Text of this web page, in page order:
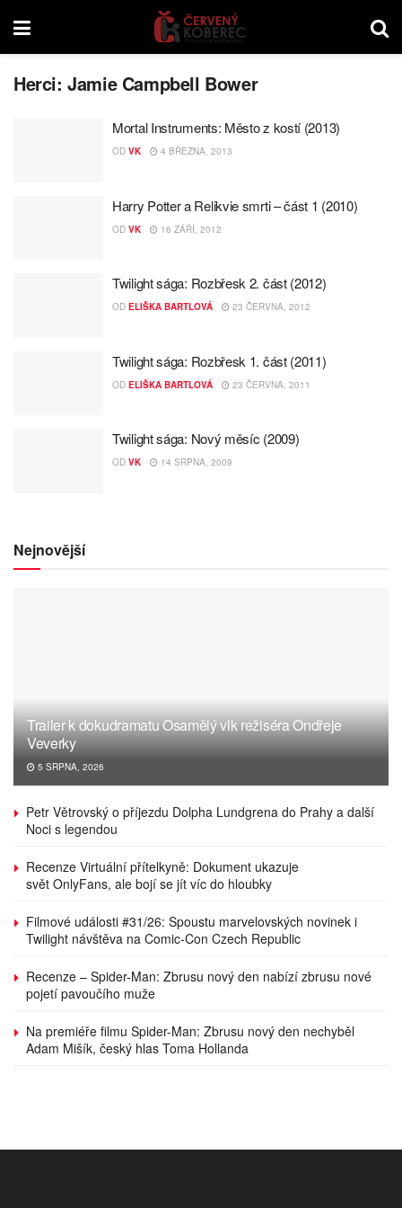
Herci:Jamie Campbell Bower
Mortal Instruments: Město z kostí (2013)
OD VK 4 BŘEZNA, 2013
Harry Potter a Relikvie smrti – část 1 (2010)
OD VK 16 ZÁŘÍ, 2012
Twilight sága: Rozbřesk 2. část (2012)
OD ELIŠKA BARTLOVÁ 23 ČERVNA, 2012
Twilight sága: Rozbřesk 1. část (2011)
OD ELIŠKA BARTLOVÁ 23 ČERVNA, 2011
Twilight sága: Nový měsíc (2009)
OD VK 14 SRPNA, 2009
Nejnovější
Trailer k dokudramatu Osamělý vlk režiséra Ondřeje
Veverky
5 SRPNA, 2026
Petr Větrovský o příjezdu Dolpha Lundgrena do Prahy a další
Noci s legendou
Recenze Virtuální přítelkyně: Dokument ukazuje
svět OnlyFans, ale bojí se jít víc do hloubky
Filmové události #31/26: Spoustu marvelovských novinek i
Twilight návštěva na Comic-Con Czech Republic
Recenze – Spider-Man: Zbrusu nový den nabízí zbrusu nové
pojetí pavoučího muže
Na premiéře filmu Spider-Man: Zbrusu nový den nechyběl
Adam Mišík, český hlas Toma Hollanda